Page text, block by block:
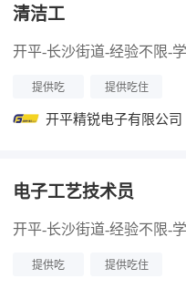
清洁工
开平-长沙街道-经验不限-
提供吃 提供吃住
开平精锐电子有限公司
电子工艺技术员
开平-长沙街道-经验不限-
提供吃 提供吃住